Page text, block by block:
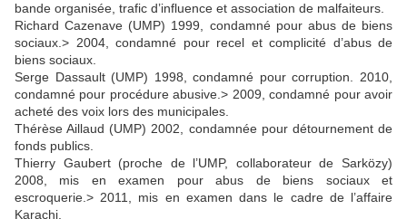
bande organisée, trafic d’influence et association de malfaiteurs.
Richard Cazenave (UMP) 1999, condamné pour abus de biens
sociaux.> 2004, condamné pour recel et complicité d’abus de
biens sociaux.
Serge Dassault (UMP) 1998, condamné pour corruption. 2010,
condamné pour procédure abusive.> 2009, condamné pour avoir
acheté des voix lors des municipales.
Thérèse Aillaud (UMP) 2002, condamnée pour détournement de
fonds publics.
Thierry Gaubert (proche de l’UMP, collaborateur de Sarközy)
2008, mis en examen pour abus de biens sociaux et
escroquerie.> 2011, mis en examen dans le cadre de l’affaire
Karachi.